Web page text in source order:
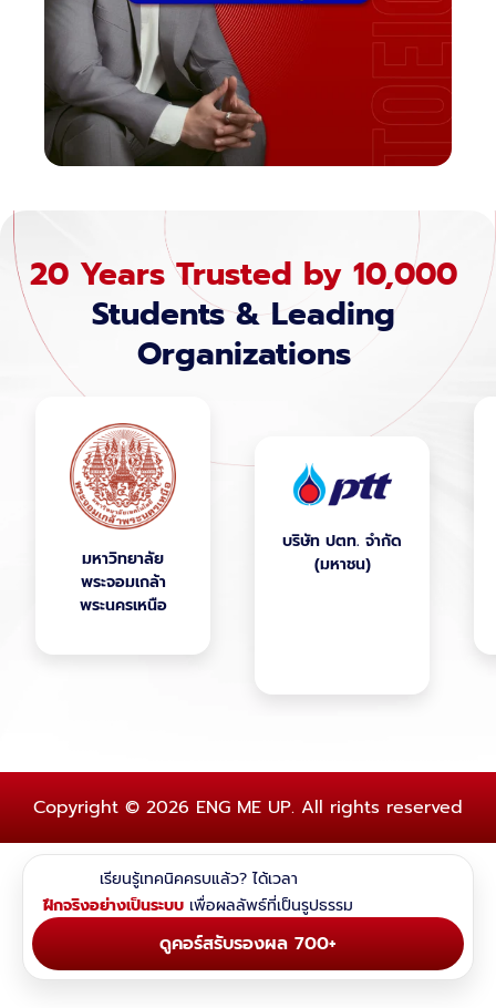
20 Years Trusted by 10,000
Students & Leading
Organizations
(มหาชน)
บริษัท ไทยยามาฮ่า
Copyright © 2026 ENG ME UP. All rights reserved
เรียนรู้เทคนิคครบแล้ว? ได้เวลา
ฝึกจริงอย่างเป็นระบบ เพื่อผลลัพธ์ที่เป็นรูปธรรม
ดูคอร์สรับรองผล 700+